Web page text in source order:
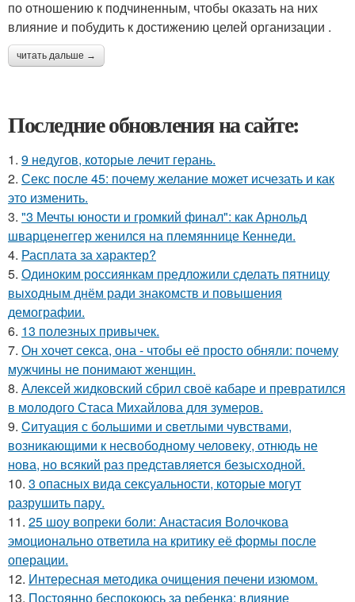
по отношению к подчиненным, чтобы оказать на них
влияние и побудить к достижению целей организации .
читать дальше →
Последние обновления на сайте:
1. 9 недугов, которые лечит герань.
2. Секс после 45: почему желание может исчезать и как
это изменить.
3. "3 Мечты юности и громкий финал": как Арнольд
шварценеггер женился на племяннице Кеннеди.
4. Расплата за характер?
5. Одиноким россиянкам предложили сделать пятницу
выходным днём ради знакомств и повышения
демографии.
6. 13 полезных привычек.
7. Он хочет секса, она - чтобы её просто обняли: почему
мужчины не понимают женщин.
8. Алексей жидковский сбрил своё кабаре и превратился
в молодого Стаса Михайлова для зумеров.
9. Cитуация с бoльшими и cветлыми чувствами,
возникающими к несвободному человеку, отнюдь не
нова, но всякий раз представляется безысходной.
10. 3 опасных вида сексуальности, которые могут
разрушить пару.
11. 25 шоу вопреки боли: Анастасия Волочкова
эмоционально ответила на критику её формы после
операции.
12. Интересная методика очищения печени изюмом.
13. Постоянно беспокоюсь за ребенка: влияние